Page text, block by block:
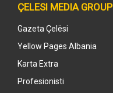
ÇELESI MEDIA GROUP
Gazeta Çelësi
Yellow Pages Albania
Karta Extra
Profesionisti